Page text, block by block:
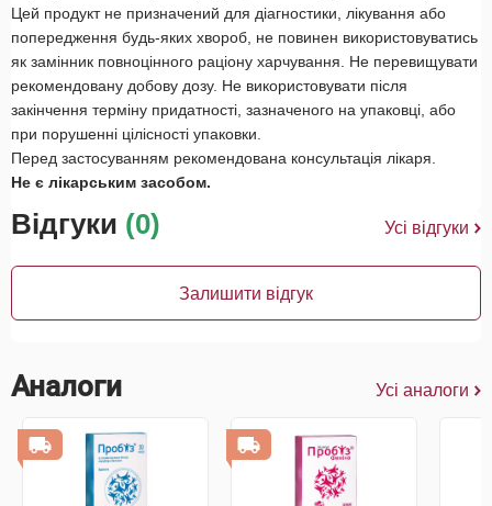
Цей продукт не призначений для діагностики, лікування або
попередження будь-яких хвороб, не повинен використовуватись
як замінник повноцінного раціону харчування. Не перевищувати
рекомендовану добову дозу. Не використовувати після
закінчення терміну придатності, зазначеного на упаковці, або
при порушенні цілісності упаковки.
Перед застосуванням рекомендована консультація лікаря.
Не є лікарським засобом.
Відгуки (0) Усі відгуки
Залишити відгук
Аналоги Усі аналоги